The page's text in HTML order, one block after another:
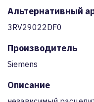
Альтернативный
3RV29022DF0
Производитель
Siemens
Описание